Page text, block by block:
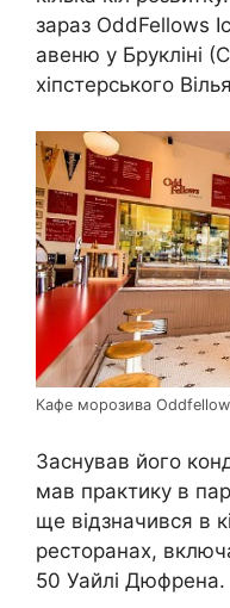
зараз OddFellows
авеню у Брукліні
хіпстерського
Кафе морозива
Заснував його
мав практику в
ще відзначився в
ресторанах,
50 Уайлі Дюфрена.